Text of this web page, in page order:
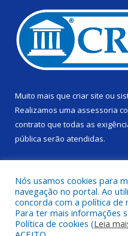
Muito mais que criar site ou
Realizamos uma assessoria
contrato que todas as
pública serão atendidas.
Todos os direitos
Nós usamos cookies para
navegação no portal. Ao
concorda com a política de
Para ter mais informações
Política de cookies (Leia